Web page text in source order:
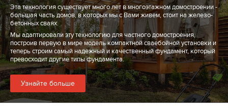
Эта технология существует много лет в многоэтажном домостроении -
большая часть домов, в которых мы с Вами живем, стоит на железо-
бетонных сваях.
Мы адаптировали эту технологию для частного домостроения,
построив первую в мире модель компактной сваебойной установки и
теперь строим самый надежный и качественный фундамент, который
превосходит другие типы фундамента.
Узнайте больше